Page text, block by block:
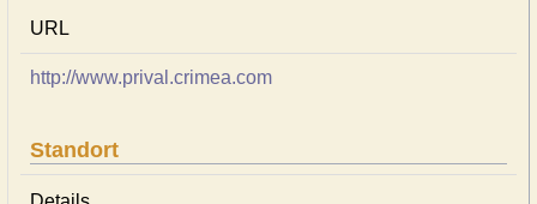
URL
http://www.prival.crimea.com
Standort